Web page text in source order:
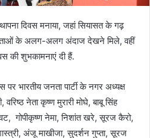
दिवस मनाया, जहां सियासत के गढ़
नेताओं के अलग-अलग अंदाज देखने मिले, वहीं
की शुभकामनाएं दी हैं.
पर भारतीय जनता पार्टी के नगर अध्यक्ष
नेता कृष्ण मुरारी मोघे, बाबू सिंह
गोपीकृष्ण नेमा, निशांत खरे, सूरज कैरो,
अंजू माखीजा, सुदर्शन गुप्ता, सूरज